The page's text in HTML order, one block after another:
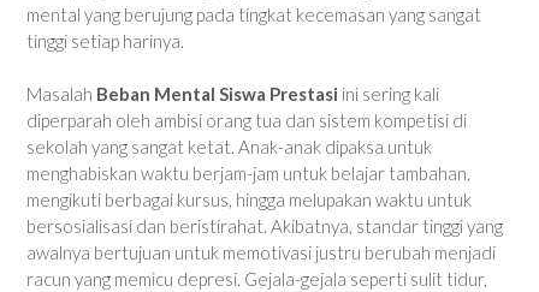
mental yang berujung pada tingkat kecemasan yang sangat
tinggi setiap harinya.
Masalah Beban Mental Siswa Prestasi ini sering kali
diperparah oleh ambisi orang tua dan sistem kompetisi di
sekolah yang sangat ketat. Anak-anak dipaksa untuk
menghabiskan waktu berjam-jam untuk belajar tambahan,
mengikuti berbagai kursus, hingga melupakan waktu untuk
bersosialisasi dan beristirahat. Akibatnya, standar tinggi yang
awalnya bertujuan untuk memotivasi justru berubah menjadi
racun yang memicu depresi. Gejala-gejala seperti sulit tidur,